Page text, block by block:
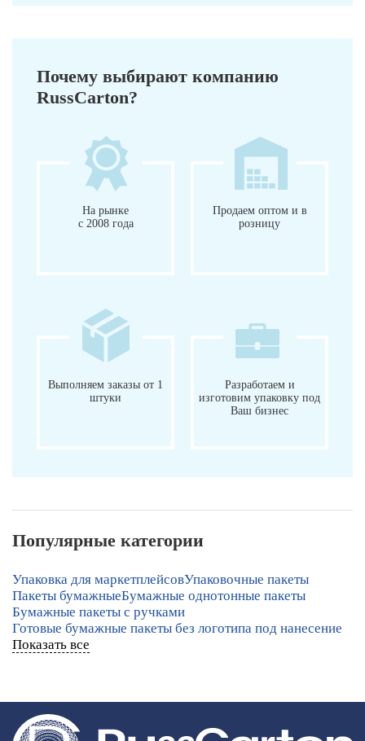
Почему выбирают компанию
RussCarton?
На рынке
с 2008 года
Продаем оптом и в
розницу
Выполняем заказы от 1
штуки
Разработаем и
изготовим упаковку под
Ваш бизнес
Популярные категории
Упаковка для маркетплейсовУпаковочные пакеты
Пакеты бумажныеБумажные однотонные пакеты
Бумажные пакеты с ручками
Готовые бумажные пакеты без логотипа под нанесение
Показать все